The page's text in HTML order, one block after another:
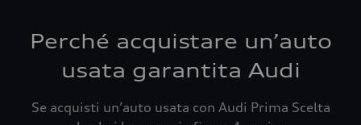
Perché acquistare un’auto
usata garantita Audi
Se acquisti un’auto usata con Audi Prima Scelta